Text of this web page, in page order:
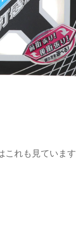
これも見ています